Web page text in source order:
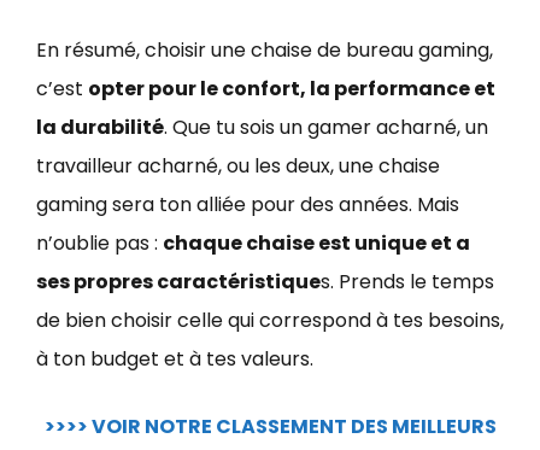
En résumé, choisir une chaise de bureau gaming,
c’est opter pour le confort, la performance et
la durabilité. Que tu sois un gamer acharné, un
travailleur acharné, ou les deux, une chaise
gaming sera ton alliée pour des années. Mais
n’oublie pas : chaque chaise est unique et a
ses propres caractéristiques. Prends le temps
de bien choisir celle qui correspond à tes besoins,
à ton budget et à tes valeurs.
>>>> VOIR NOTRE CLASSEMENT DES MEILLEURS